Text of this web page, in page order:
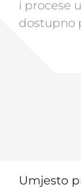
i procese
dostupno
Umjesto